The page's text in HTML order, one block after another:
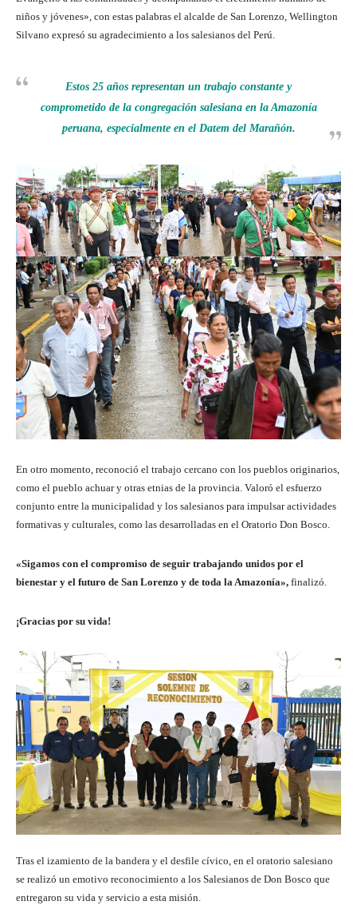
niños y jóvenes», con estas palabras el alcalde de San Lorenzo, Wellington
Silvano expresó su agradecimiento a los salesianos del Perú.
Estos 25 años representan un trabajo constante y
comprometido de la congregación salesiana en la Amazonía
peruana, especialmente en el Datem del Marañón.
En otro momento, reconoció el trabajo cercano con los pueblos originarios,
como el pueblo achuar y otras etnias de la provincia. Valoró el esfuerzo
conjunto entre la municipalidad y los salesianos para impulsar actividades
formativas y culturales, como las desarrolladas en el Oratorio Don Bosco.
«Sigamos con el compromiso de seguir trabajando unidos por el
bienestar y el futuro de San Lorenzo y de toda la Amazonía», finalizó.
¡Gracias por su vida!
Tras el izamiento de la bandera y el desfile cívico, en el oratorio salesiano
se realizó un emotivo reconocimiento a los Salesianos de Don Bosco que
entregaron su vida y servicio a esta misión.